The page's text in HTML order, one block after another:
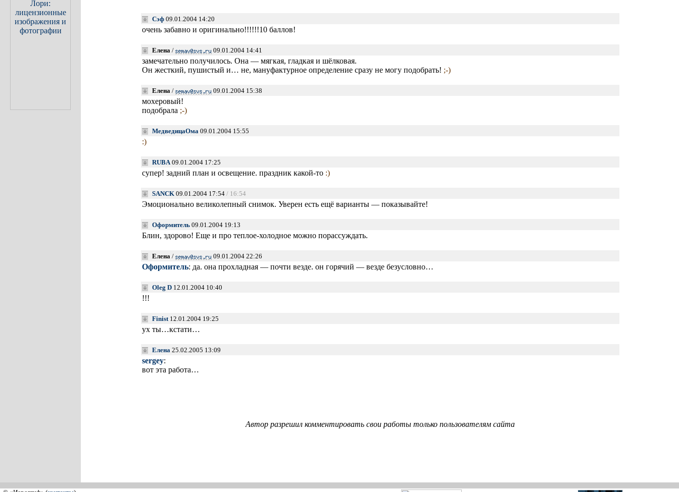
Сэф09.01.2004 14:20
очень забавно и оригинально!!!!!!10 баллов!
Елена/ 09.01.2004 14:41
замечательно получилось. Она — мягкая, гладкая и шёлковая.
Он жесткий, пушистый и… не, мануфактурное определение сразу не могу подобрать! ;-)
Елена/ 09.01.2004 15:38
мохеровый!
подобрала ;-)
МедведицаОма09.01.2004 15:55
:)
RUBA09.01.2004 17:25
супер! задний план и освещение. праздник какой-то :)
SANCK09.01.2004 17:54 / 16:54
Эмоционально великолепный снимок. Уверен есть ещё варианты — показывайте!
Оформитель09.01.2004 19:13
Блин, здорово! Еще и про теплое-холодное можно порассуждать.
Елена/ 09.01.2004 22:26
Оформитель: да. она прохладная — почти везде. он горячий — везде безусловно…
Oleg D12.01.2004 10:40
!!!
Finist12.01.2004 19:25
ух ты…кстати…
Елена25.02.2005 13:09
sergey:
вот эта работа…
Автор разрешил комментировать свои работы только пользователям сайта